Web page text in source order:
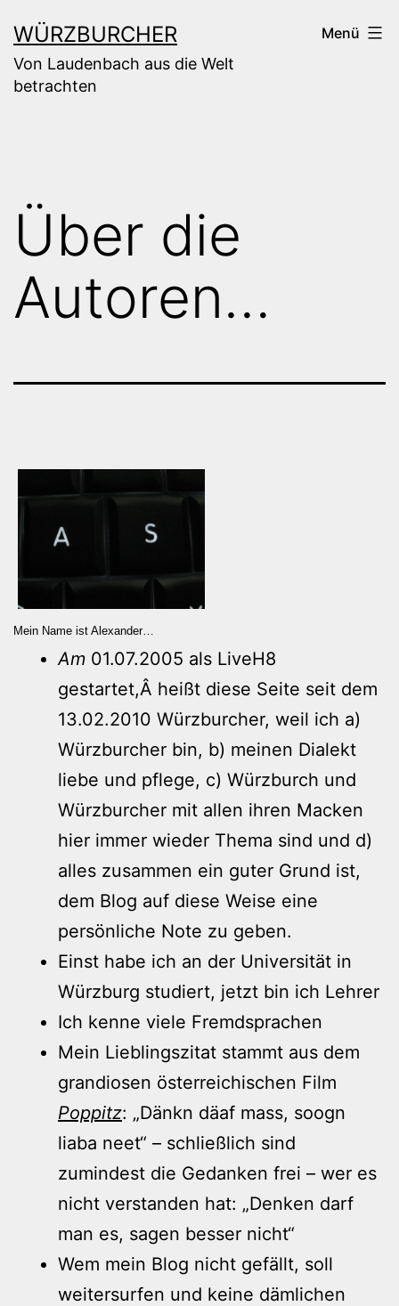
Inhalt
springen
WÜRZBURCHER
Von Laudenbach aus die Welt
betrachten
Menü
Über die
Autoren…
Mein Name ist Alexander…
Am 01.07.2005 als LiveH8
gestartet,Â heißt diese Seite seit dem
13.02.2010 Würzburcher, weil ich a)
Würzburcher bin, b) meinen Dialekt
liebe und pflege, c) Würzburch und
Würzburcher mit allen ihren Macken
hier immer wieder Thema sind und d)
alles zusammen ein guter Grund ist,
dem Blog auf diese Weise eine
persönliche Note zu geben.
Einst habe ich an der Universität in
Würzburg studiert, jetzt bin ich Lehrer
Ich kenne viele Fremdsprachen
Mein Lieblingszitat stammt aus dem
grandiosen österreichischen Film
Poppitz: „Dänkn däaf mass, soogn
liaba neet“ – schließlich sind
zumindest die Gedanken frei – wer es
nicht verstanden hat: „Denken darf
man es, sagen besser nicht“
Wem mein Blog nicht gefällt, soll
weitersurfen und keine dämlichen